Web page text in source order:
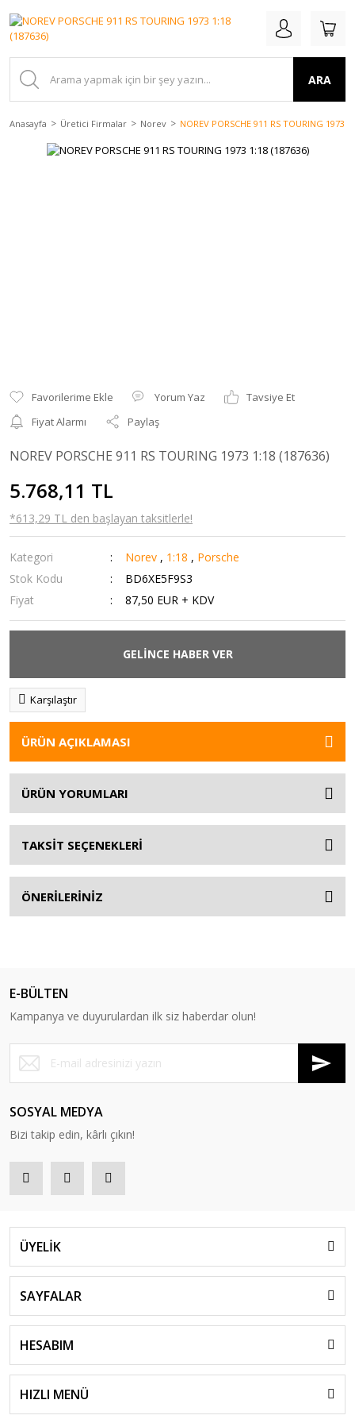
ARA
Anasayfa Üretici Firmalar Norev NOREV PORSCHE 911 RS TOURING 1973
Yorum Yaz
Tavsiye Et
Fiyat Alarmı
Paylaş
NOREV PORSCHE 911 RS TOURING 1973 1:18 (187636)
5.768,11 TL
*613,29 TL den başlayan taksitlerle!
Kategori Norev , 1:18 , Porsche
Stok Kodu
BD6XE5F9S3
Fiyat
87,50 EUR + KDV
GELİNCE HABER VER
Karşılaştır
ÜRÜN AÇIKLAMASI
ÜRÜN YORUMLARI
TAKSİT SEÇENEKLERİ
ÖNERİLERİNİZ
E-BÜLTEN
Kampanya ve duyurulardan ilk siz haberdar olun!
SOSYAL MEDYA
Bizi takip edin, kârlı çıkın!
ÜYELİK
SAYFALAR
HESABIM
HIZLI MENÜ